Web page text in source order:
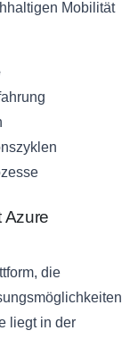
Mobilität
Azure
die
liegt in der